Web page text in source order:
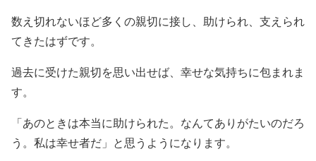
数え切れないほど多くの親切に接し、助けられ、支えられ
てきたはずです。
過去に受けた親切を思い出せば、幸せな気持ちに包まれま
す。
「あのときは本当に助けられた。なんてありがたいのだろ
う。私は幸せ者だ」と思うようになります。